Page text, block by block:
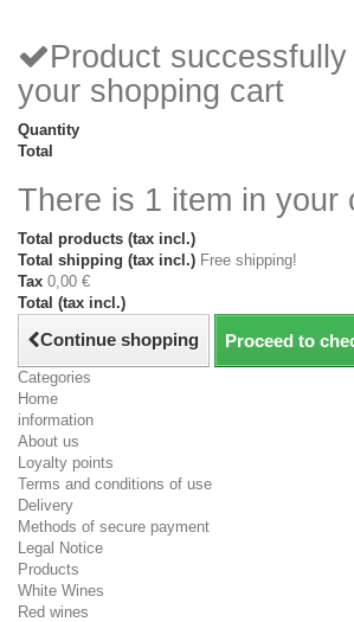
Product
your shopping cart
Quantity
Total
There is 1 item in your
Total products (tax incl.)
Total shipping (tax incl.) Free shipping!
Tax 0,00 €
Total (tax incl.)
Continue shopping Proceed to
Categories
Home
information
About us
Loyalty points
Terms and conditions of use
Delivery
Methods of secure payment
Legal Notice
Products
White Wines
Red wines